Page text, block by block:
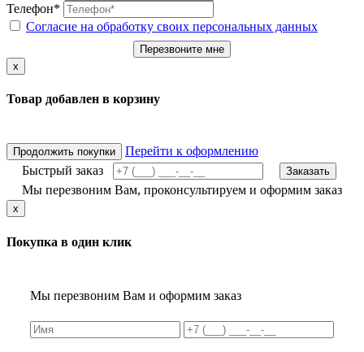
Телефон*
Согласие на обработку своих персональных данных
Перезвоните мне
x
Товар добавлен в корзину
Продолжить покупки
Перейти к оформлению
Быстрый заказ
Заказать
Мы перезвоним Вам, проконсультируем и оформим заказ
x
Покупка в один клик
Мы перезвоним Вам и оформим заказ